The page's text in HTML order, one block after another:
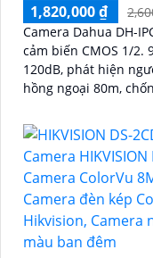
1,820,000 ₫
Camera Dahua DH-
cảm biến CMOS 1/2.
120dB, phát hiện người thông
hồng ngoại 80m,